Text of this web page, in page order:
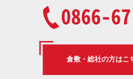
0866-
倉敷・総社の方はこ